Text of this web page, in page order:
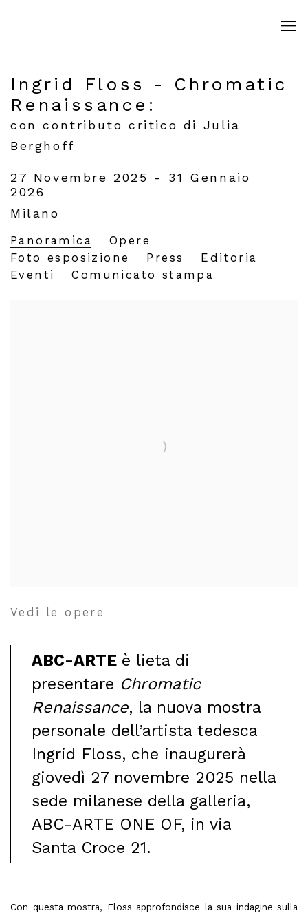
Ingrid Floss - Chromatic
Renaissance :
con contributo critico di Julia
Berghoff
27 Novembre 2025 - 31 Gennaio
2026
Milano
Panoramica
Opere
Foto esposizione
Press
Editoria
Eventi
Comunicato stampa
Vedi le opere
ABC-ARTE è lieta di
presentare Chromatic
Renaissance, la nuova mostra
personale dell’artista tedesca
Ingrid Floss, che inaugurerà
giovedì 27 novembre 2025 nella
sede milanese della galleria,
ABC-ARTE ONE OF, in via
Santa Croce 21.
Con questa mostra, Floss approfondisce la sua indagine sulla